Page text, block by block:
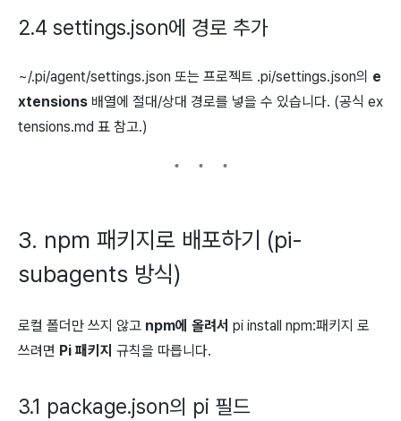
2.4 settings.json에 경로 추가
~/.pi/agent/settings.json 또는 프로젝트 .pi/settings.json의 e
xtensions 배열에 절대/상대 경로를 넣을 수 있습니다. (공식 ex
tensions.md 표 참고.)
3. npm 패키지로 배포하기 (pi-
subagents 방식)
로컬 폴더만 쓰지 않고 npm에 올려서 pi install npm:패키지 로
쓰려면 Pi 패키지 규칙을 따릅니다.
3.1 package.json의 pi 필드